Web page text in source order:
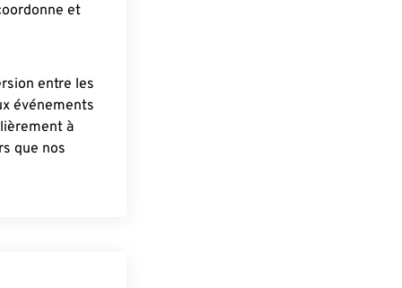
et
entre les
événements
à
que nos